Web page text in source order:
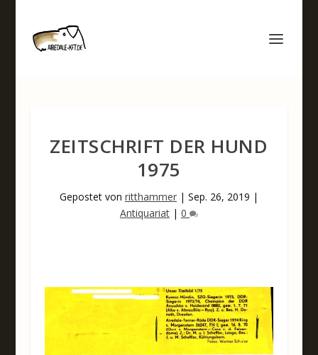
ZEITSCHRIFT DER HUND
1975
Gepostet von ritthammer| Sep. 26, 2019 |
Antiquariat| 0